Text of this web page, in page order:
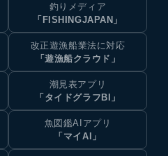
釣りメディア
「FISHINGJAPAN」
改正遊漁船業法に対応
「遊漁船クラウド」
潮見表アプリ
「タイドグラフBI」
魚図鑑AIアプリ
「マイAI」